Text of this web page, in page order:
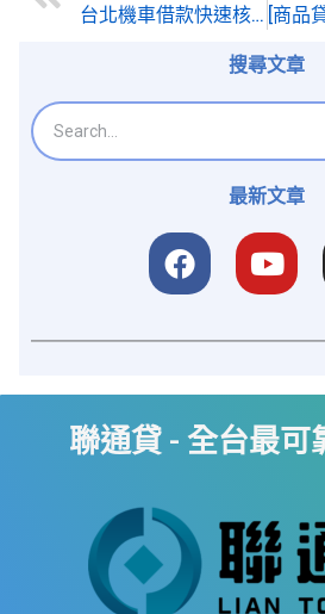
台北機車借款快速核准流程公開，3分鐘線上申請超方便！
搜尋文章
最新文章
聯通貸 - 全台最可